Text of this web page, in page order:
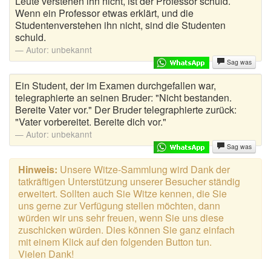
Wenn ein Professor etwas erklärt, und die
Studentenverstehen ihn nicht, sind die Studenten
schuld.
Autor: unbekannt
Sag was
Ein Student, der im Examen durchgefallen war,
telegraphierte an seinen Bruder: "Nicht bestanden.
Bereite Vater vor." Der Bruder telegraphierte zurück:
"Vater vorbereitet. Bereite dich vor."
Autor: unbekannt
Sag was
Hinweis: Unsere Witze-Sammlung wird Dank der
tatkräftigen Unterstützung unserer Besucher ständig
erweitert. Sollten auch Sie Witze kennen, die Sie
uns gerne zur Verfügung stellen möchten, dann
würden wir uns sehr freuen, wenn Sie uns diese
zuschicken würden. Dies können Sie ganz einfach
mit einem Klick auf den folgenden Button tun.
Vielen Dank!